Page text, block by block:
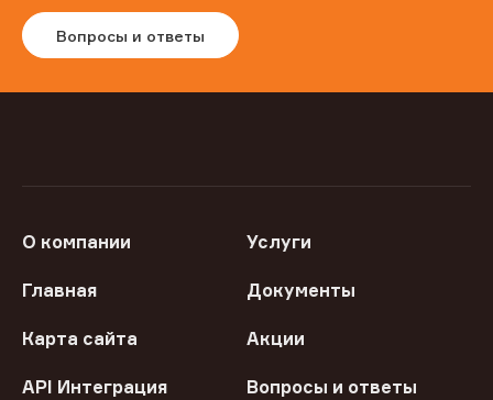
Вопросы и ответы
О компании Услуги
Главная Документы
Карта сайта Акции
API Интеграция Вопросы и ответы